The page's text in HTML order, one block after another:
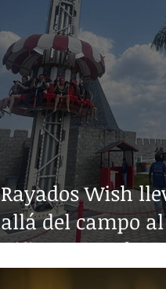
Rayados Wish
allá del campo
niñez con